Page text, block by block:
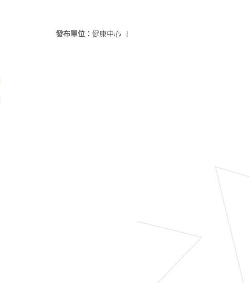
發布單位： 健康中心 |